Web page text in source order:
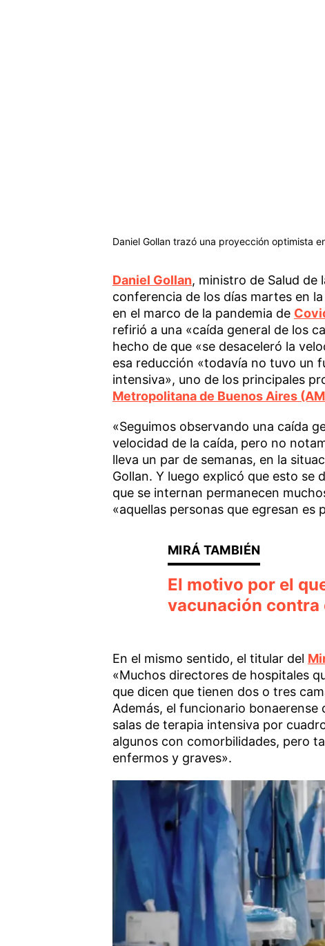
Daniel Gollan trazó una proyección optimista
Daniel Gollan, ministro de Salud de
conferencia de los días martes en
en el marco de la pandemia de
refirió a una «caída general de los
hecho de que «se desaceleró la
esa reducción «todavía no tuvo un
intensiva», uno de los principales
Metropolitana de Buenos Aires
«Seguimos observando una caída
velocidad de la caída, pero no
lleva un par de semanas, en la
Gollan. Y luego explicó que esto
que se internan permanecen
«aquellas personas que egresan
El motivo por el
vacunación contra
En el mismo sentido, el titular del
«Muchos directores de hospitales
que dicen que tienen dos o tres
Además, el funcionario bonaerense
salas de terapia intensiva por
algunos con comorbilidades, pero
enfermos y graves».